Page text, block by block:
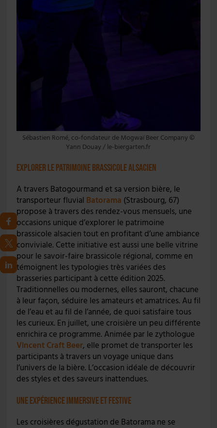
Sébastien Romé, co-fondateur de Mogwaï Beer Company ©
Yann Douay / le-biergarten.fr
Explorer le patrimoine brassicole alsacien
A travers Batogourmand et sa version bière, le
transporteur fluvial Batorama (Strasbourg, 67)
propose à travers des rendez-vous mensuels, une
occasions unique d’explorer le patrimoine
brassicole alsacien tout en profitant d’une ambiance
conviviale. Cette initiative est aussi une belle vitrine
pour le savoir-faire brassicole régional, comme en
témoignent les typologies très variées des
brasseries participant à cette édition 2025.
Traditionnelles ou modernes, elles sauront, chacune
à leur façon, séduire les amateurs et amatrices. Au fil
de l’eau et au fil de l’année, de quoi satisfaire tous
les curieux. En juillet, une croisière un peu différente
enrichira ce programme. Animée par le zythologue
Vincent Craft Beer, elle promet de transporter les
participants à travers un voyage unique dans
l’univers de la bière. L’occasion idéale de découvrir
des styles et des saveurs inattendues.
Une expérience immersive et festive
Les croisières dégustation de Batorama ne se